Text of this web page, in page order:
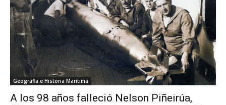
Geografia e Historia Maritima
A los 98 años falleció Nelson Piñeirúa,